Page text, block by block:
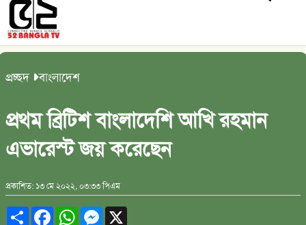
প্রচ্ছদ বাংলাদেশ
প্রথম ব্রিটিশ বাংলাদেশি আখি রহমান
এভারেস্ট জয় করেছেন
প্রকাশিত: ১৩ মে ২০২২, ০৩:৩৩ পিএম
ShareFacebookWhatsAppMessenger